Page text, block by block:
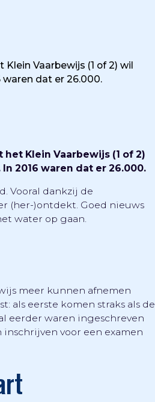
Vaarbewijs (1 of 2) wil
dat er 26.000.
Klein Vaarbewijs (1 of 2)
2016 waren dat er 26.000.
Vooral dankzij de
(her-)ontdekt. Goed nieuws
water op gaan.
meer kunnen afnemen
als eerste komen straks als de
eerder waren ingeschreven
voor een examen